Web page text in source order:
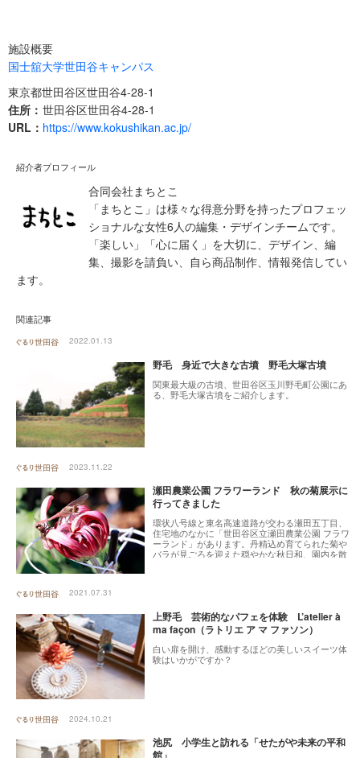
施設概要
国士舘大学世田谷キャンパス
東京都世田谷区世田谷4-28-1
住所： 世田谷区世田谷4-28-1
URL： https://www.kokushikan.ac.jp/
紹介者プロフィール
合同会社まちとこ
「まちとこ」は様々な得意分野を持ったプロフェッ
ショナルな女性6人の編集・デザインチームです。
「楽しい」「心に届く」を大切に、デザイン、編
集、撮影を請負い、自ら商品制作、情報発信してい
ます。
関連記事
2022.01.13
野毛 身近で大きな古墳 野毛大塚古墳
関東最大級の古墳、世田谷区玉川野毛町公園にあ
る、野毛大塚古墳をご紹介します。
2023.11.22
瀬田農業公園 フラワーランド 秋の菊展示に
行ってきました
環状八号線と東名高速道路が交わる瀬田五丁目、
住宅地のなかに「世田谷区立瀬田農業公園 フラワ
ーランド」があります。丹精込め育てられた菊や
バラが見ごろを迎えた穏やかな秋日和、園内を散
2021.07.31
上野毛 芸術的なパフェを体験 L’atelier à
ma façon（ラトリエ ア マ ファソン）
白い扉を開け、感動するほどの美しいスイーツ体
験はいかがですか？
2024.10.21
池尻 小学生と訪れる「せたがや未来の平和
館」